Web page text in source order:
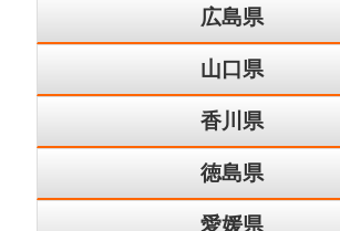
広島県
山口県
香川県
徳島県
愛媛県